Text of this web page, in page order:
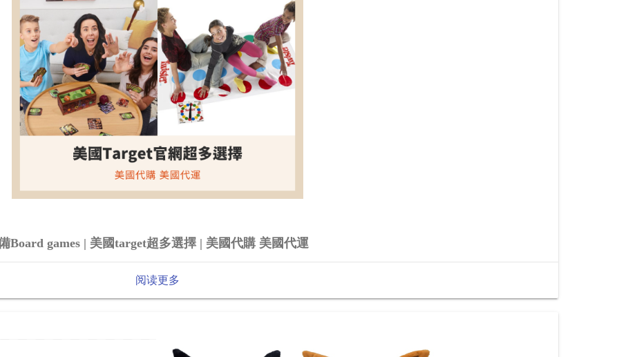
Board games | 美國target超多選擇 | 美國代購 美國代運
阅读更多